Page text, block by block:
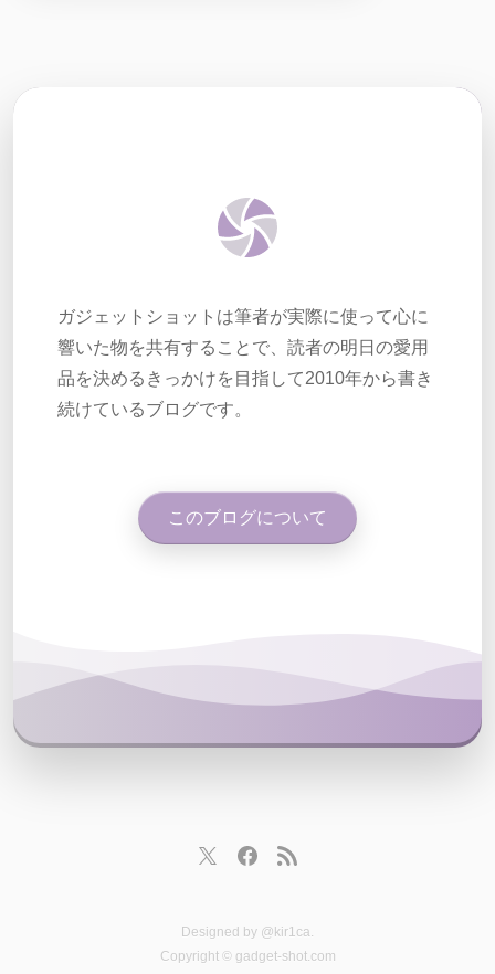
ガジェットショットは筆者が実際に使って心に
響いた物を共有することで、読者の明日の愛用
品を決めるきっかけを目指して2010年から書き
続けているブログです。
このブログについて
Designed by @kir1ca
Copyright © gadget-shot.com